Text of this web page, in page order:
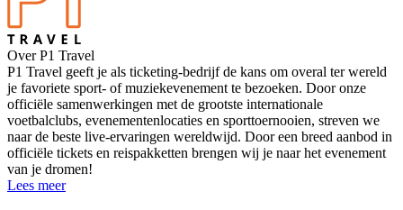
Over P1 Travel
P1 Travel geeft je als ticketing-bedrijf de kans om overal ter wereld
je favoriete sport- of muziekevenement te bezoeken. Door onze
officiële samenwerkingen met de grootste internationale
voetbalclubs, evenementenlocaties en sporttoernooien, streven we
naar de beste live-ervaringen wereldwijd. Door een breed aanbod in
officiële tickets en reispakketten brengen wij je naar het evenement
van je dromen!
Lees meer